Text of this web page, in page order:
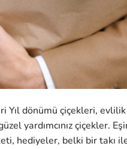
Yıl dönümü çiçekleri,
yardımcınız çiçekler.
hediyeler, belki bir takı